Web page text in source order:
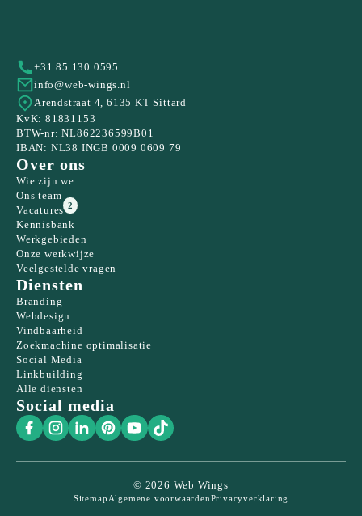
+31 85 130 0595
info@web-wings.nl
Arendstraat 4, 6135 KT Sittard
KvK: 81831153
BTW-nr: NL862236599B01
IBAN: NL38 INGB 0009 0609 79
Over ons
Wie zijn we
Ons team
Vacatures 2
Kennisbank
Werkgebieden
Onze werkwijze
Veelgestelde vragen
Diensten
Branding
Webdesign
Vindbaarheid
Zoekmachine optimalisatie
Social Media
Linkbuilding
Alle diensten
Social media
© 2026 Web Wings
Sitemap Algemene voorwaardenPrivacyverklaring